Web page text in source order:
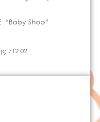
“Baby Shop”
712 02